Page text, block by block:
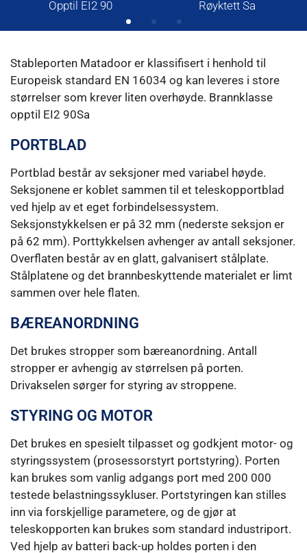
Opptil EI2 90 Røyktett Sa
Stableporten Matadoor er klassifisert i henhold til
Europeisk standard EN 16034 og kan leveres i store
størrelser som krever liten overhøyde. Brannklasse
opptil EI2 90Sa
PORTBLAD
Portblad består av seksjoner med variabel høyde.
Seksjonene er koblet sammen til et teleskopportblad
ved hjelp av et eget forbindelsessystem.
Seksjonstykkelsen er på 32 mm (nederste seksjon er
på 62 mm). Porttykkelsen avhenger av antall seksjoner.
Overflaten består av en glatt, galvanisert stålplate.
Stålplatene og det brannbeskyttende materialet er limt
sammen over hele flaten.
BÆREANORDNING
Det brukes stropper som bæreanordning. Antall
stropper er avhengig av størrelsen på porten.
Drivakselen sørger for styring av stroppene.
STYRING OG MOTOR
Det brukes en spesielt tilpasset og godkjent motor- og
styringssystem (prosessorstyrt portstyring). Porten
kan brukes som vanlig adgangs port med 200 000
testede belastningssykluser. Portstyringen kan stilles
inn via forskjellige parametere, og de gjør at
teleskopporten kan brukes som standard industriport.
Ved hjelp av batteri back-up holdes porten i den